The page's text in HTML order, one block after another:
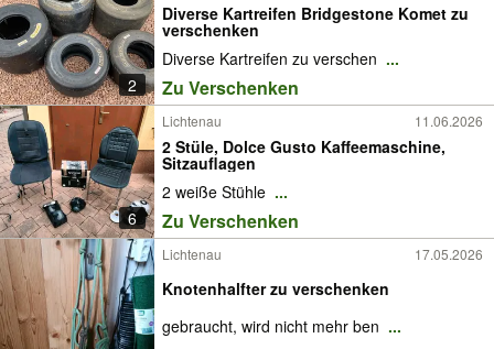
2
Diverse Kartreifen Bridgestone Komet zu
verschenken
Diverse Kartreifen zu verschen ...
Zu Verschenken
6
Lichtenau 11.06.2026
2 Stüle, Dolce Gusto Kaffeemaschine,
Sitzauflagen
2 weiße Stühle ...
Zu Verschenken
Lichtenau 17.05.2026
Knotenhalfter zu verschenken
gebraucht, wird nicht mehr ben ...